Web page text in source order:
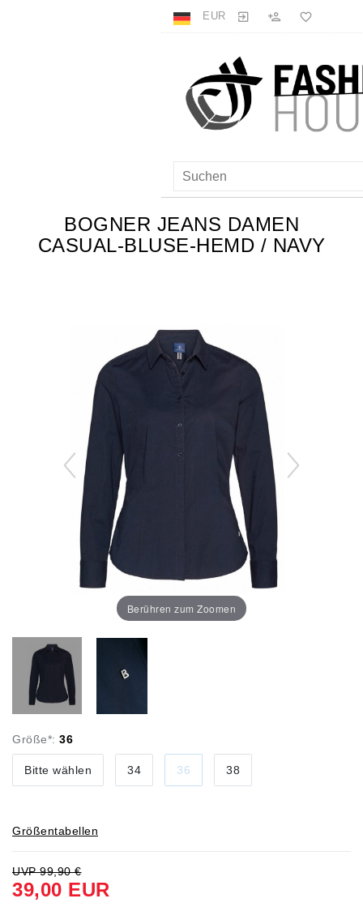
EUR
BOGNER JEANS DAMEN
CASUAL-BLUSE-HEMD / NAVY
Berühren zum Zoomen
Größe*: 36
Bitte wählen 34 36 38
Größentabellen
UVP 99,90 €
39,00 EUR